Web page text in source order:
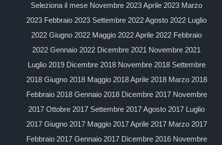
Seleziona il mese Novembre 2023 Aprile 2023 Marzo
2023 Febbraio 2023 Settembre 2022 Agosto 2022 Luglio
2022 Giugno 2022 Maggio 2022 Aprile 2022 Febbraio
2022 Gennaio 2022 Dicembre 2021 Novembre 2021
Luglio 2019 Dicembre 2018 Novembre 2018 Settembre
2018 Giugno 2018 Maggio 2018 Aprile 2018 Marzo 2018
Febbraio 2018 Gennaio 2018 Dicembre 2017 Novembre
2017 Ottobre 2017 Settembre 2017 Agosto 2017 Luglio
2017 Giugno 2017 Maggio 2017 Aprile 2017 Marzo 2017
Febbraio 2017 Gennaio 2017 Dicembre 2016 Novembre